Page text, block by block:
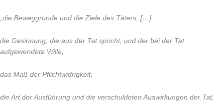
„die Beweggründe und die Ziele des Täters, […]
die Gesinnung, die aus der Tat spricht, und der bei der Tat
aufgewendete Wille,
das Maß der Pflichtwidrigkeit,
die Art der Ausführung und die verschuldeten Auswirkungen der Tat,